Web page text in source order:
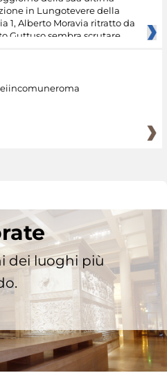
in Lungotevere della
1, Alberto Moravia ritratto da
Guttuso sembra scrutare
dei luoghi più